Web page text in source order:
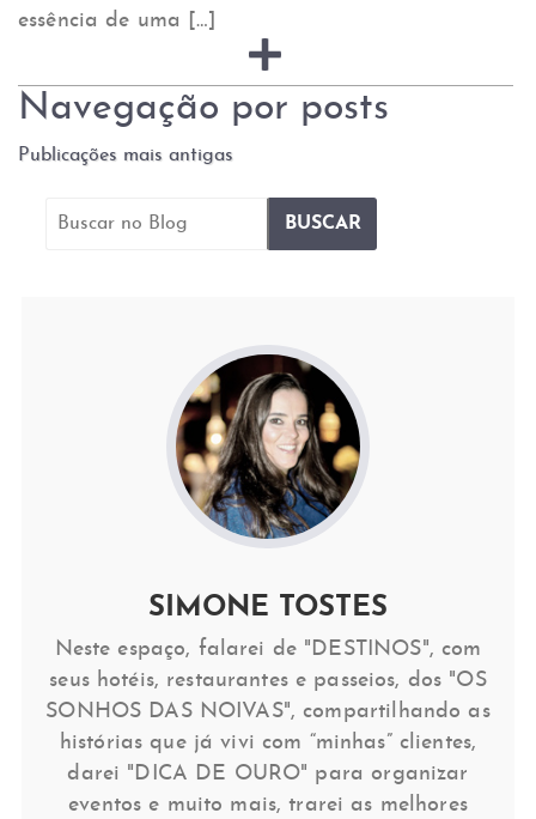
essência de uma […]
Navegação por posts
Publicações mais antigas
SIMONE TOSTES
Neste espaço, falarei de "DESTINOS", com
seus hotéis, restaurantes e passeios, dos "OS
SONHOS DAS NOIVAS", compartilhando as
histórias que já vivi com “minhas” clientes,
darei "DICA DE OURO" para organizar
eventos e muito mais, trarei as melhores